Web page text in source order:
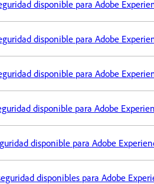
disponible para Adobe
disponible para Adobe
disponible para Adobe
disponible para Adobe
disponible para Adobe
disponibles para Adobe